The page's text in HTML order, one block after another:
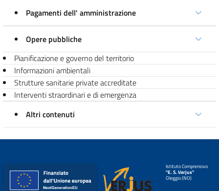
Pagamenti dell' amministrazione
Opere pubbliche
Pianificazione e governo del territorio
Informazioni ambientali
Strutture sanitarie private accreditate
Interventi straordinari e di emergenza
Altri contenuti
Istituto Comprensivo
"E. S. Verjus"
Oleggio (NO)